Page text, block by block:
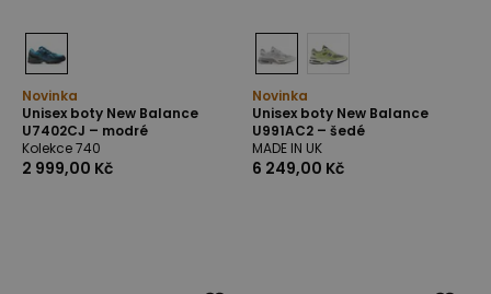
Novinka
Unisex boty New Balance
U7402CJ – modré
Kolekce 740
2 999,00 Kč
Novinka
Unisex boty New Balance
U991AC2 – šedé
MADE IN UK
6 249,00 Kč